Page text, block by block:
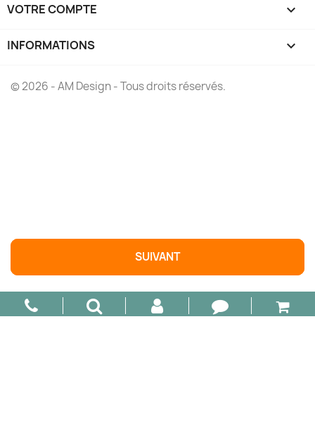
AJOUTER AU PANIER
SUIVANT
VOTRE COMPTE 
INFORMATIONS keyboard_arrow_down
© 2026 - AM Design - Tous droits réservés.